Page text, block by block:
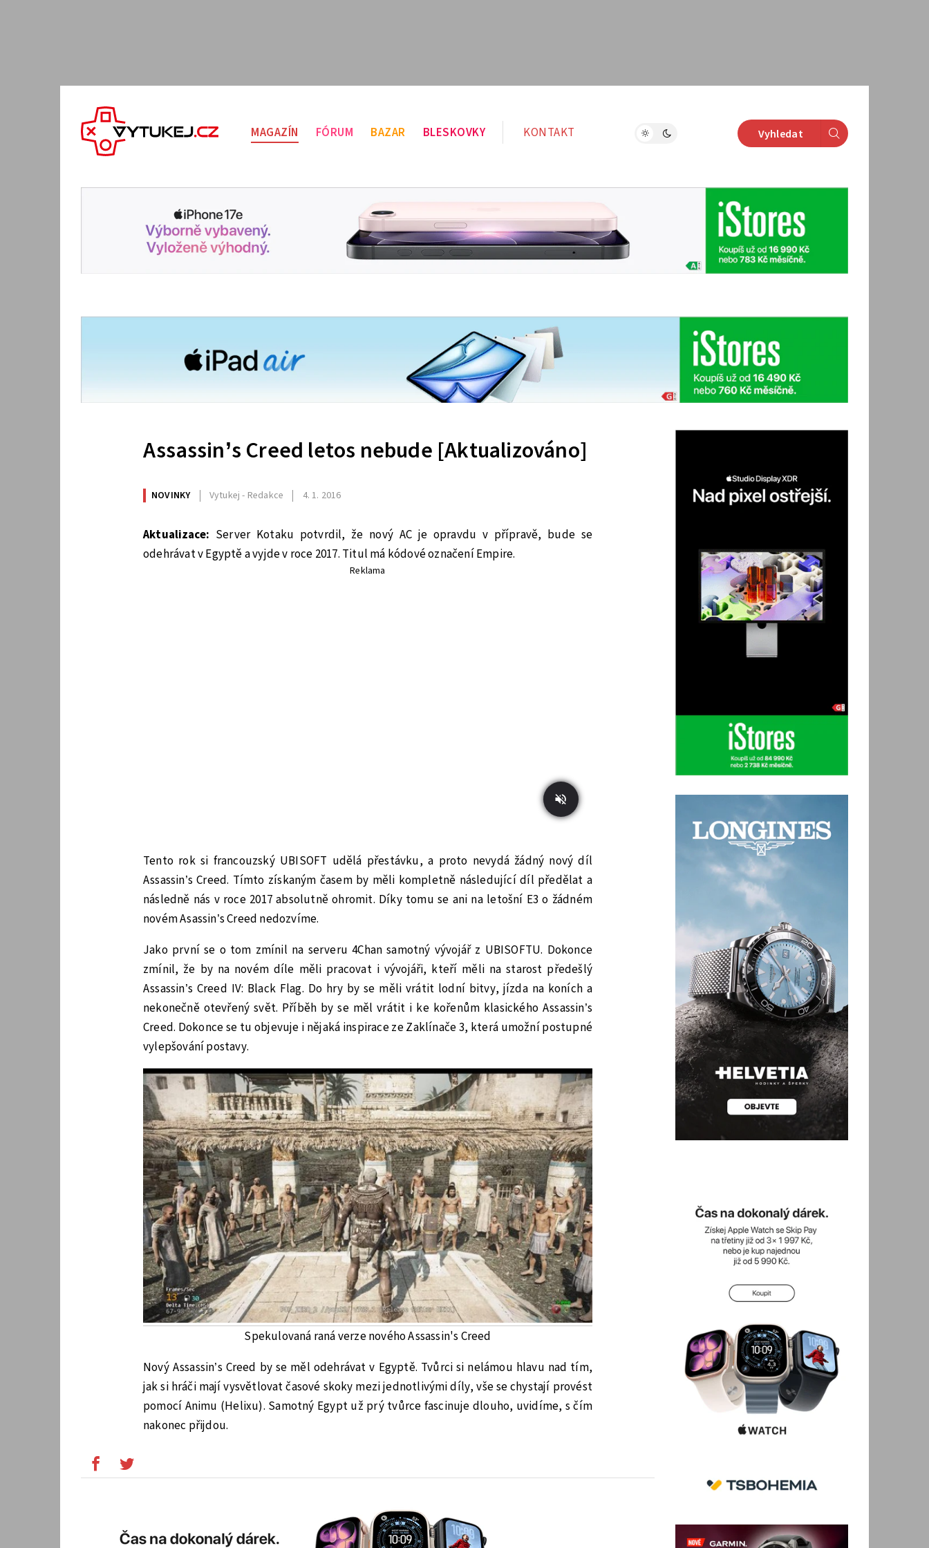
MAGAZÍN FÓRUM BAZAR BLESKOVKY KONTAKT Vyhledat
Assassin’s Creed letos nebude [Aktualizováno]
NOVINKY Vytukej - Redakce 4. 1. 2016
Aktualizace: Server Kotaku potvrdil, že nový AC je opravdu v přípravě, bude se
odehrávat v Egyptě a vyjde v roce 2017. Titul má kódové označení Empire.
Reklama
Tento rok si francouzský UBISOFT udělá přestávku, a proto nevydá žádný nový díl
Assassin’s Creed. Tímto získaným časem by měli kompletně následující díl předělat a
následně nás v roce 2017 absolutně ohromit. Díky tomu se ani na letošní E3 o žádném
novém Asassin’s Creed nedozvíme.
Jako první se o tom zmínil na serveru 4Chan samotný vývojář z UBISOFTU. Dokonce
zmínil, že by na novém díle měli pracovat i vývojáři, kteří měli na starost předešlý
Assassin’s Creed IV: Black Flag. Do hry by se měli vrátit lodní bitvy, jízda na koních a
nekonečně otevřený svět. Příběh by se měl vrátit i ke kořenům klasického Assassin’s
Creed. Dokonce se tu objevuje i nějaká inspirace ze Zaklínače 3, která umožní postupné
vylepšování postavy.
Spekulovaná raná verze nového Assassin's Creed
Nový Assassin’s Creed by se měl odehrávat v Egyptě. Tvůrci si nelámou hlavu nad tím,
jak si hráči mají vysvětlovat časové skoky mezi jednotlivými díly, vše se chystají provést
pomocí Animu (Helixu). Samotný Egypt už prý tvůrce fascinuje dlouho, uvidíme, s čím
nakonec přijdou.